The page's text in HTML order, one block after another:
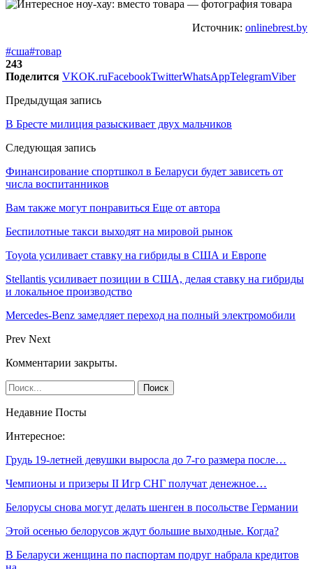
Источник: onlinebrest.by
#сша#товар
243
Поделится VKOK.ruFacebookTwitterWhatsAppTelegramViber
Предыдущая запись
В Бресте милиция разыскивает двух мальчиков
Следующая запись
Финансирование спортшкол в Беларуси будет зависеть от
числа воспитанников
Вам также могут понравиться Еще от автора
Беспилотные такси выходят на мировой рынок
Toyota усиливает ставку на гибриды в США и Европе
Stellantis усиливает позиции в США, делая ставку на гибриды
и локальное производство
Mercedes-Benz замедляет переход на полный электромобили
Prev Next
Комментарии закрыты.
Недавние Посты
Интересное:
Грудь 19-летней девушки выросла до 7-го размера после…
Чемпионы и призеры II Игр СНГ получат денежное…
Белорусы снова могут делать шенген в посольстве Германии
Этой осенью белорусов ждут большие выходные. Когда?
В Беларуси женщина по паспортам подруг набрала кредитов